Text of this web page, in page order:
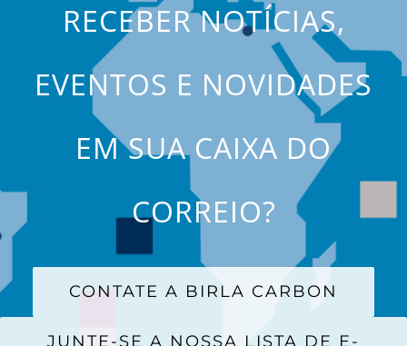
RECEBER NOTÍCIAS,
EVENTOS E NOVIDADES
EM SUA CAIXA DO
CORREIO?
CONTATE A BIRLA CARBON
JUNTE-SE A NOSSA LISTA DE E-